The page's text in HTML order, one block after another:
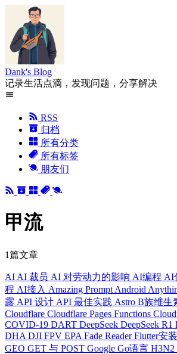
Dank's Blog
记录生活点滴，发现问题，分享解决
RSS
归档
所有分类
所有标签
朋友们
甲流
1篇文章
AI AI 裁员 AI 对劳动力的影响 AI编程 AI
程 AI接入 Amazing Prompt Android
露 API 设计 API 最佳实践 Astro B族维生
Cloudflare Cloudflare Pages Functions
COVID-19 DART DeepSeek DeepSeek R1
DHA DJI FPV EPA Fade ReaderFlutter安装
GEO GET 与 POST Google Go语言 H3N2